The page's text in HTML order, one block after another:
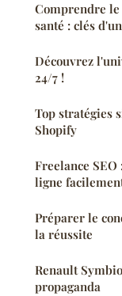
Comprendre
santé : clés
Découvrez
24/7 !
Top stratégies
Shopify
Freelance
ligne
Préparer le
la réussite
Renault
propaganda